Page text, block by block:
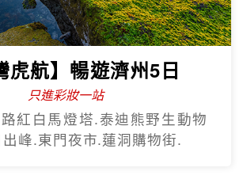
虎航】暢遊濟州5日
只進彩妝一站
紅白馬燈塔.泰迪熊野生動物
峰.東門夜市.蓮洞購物街.